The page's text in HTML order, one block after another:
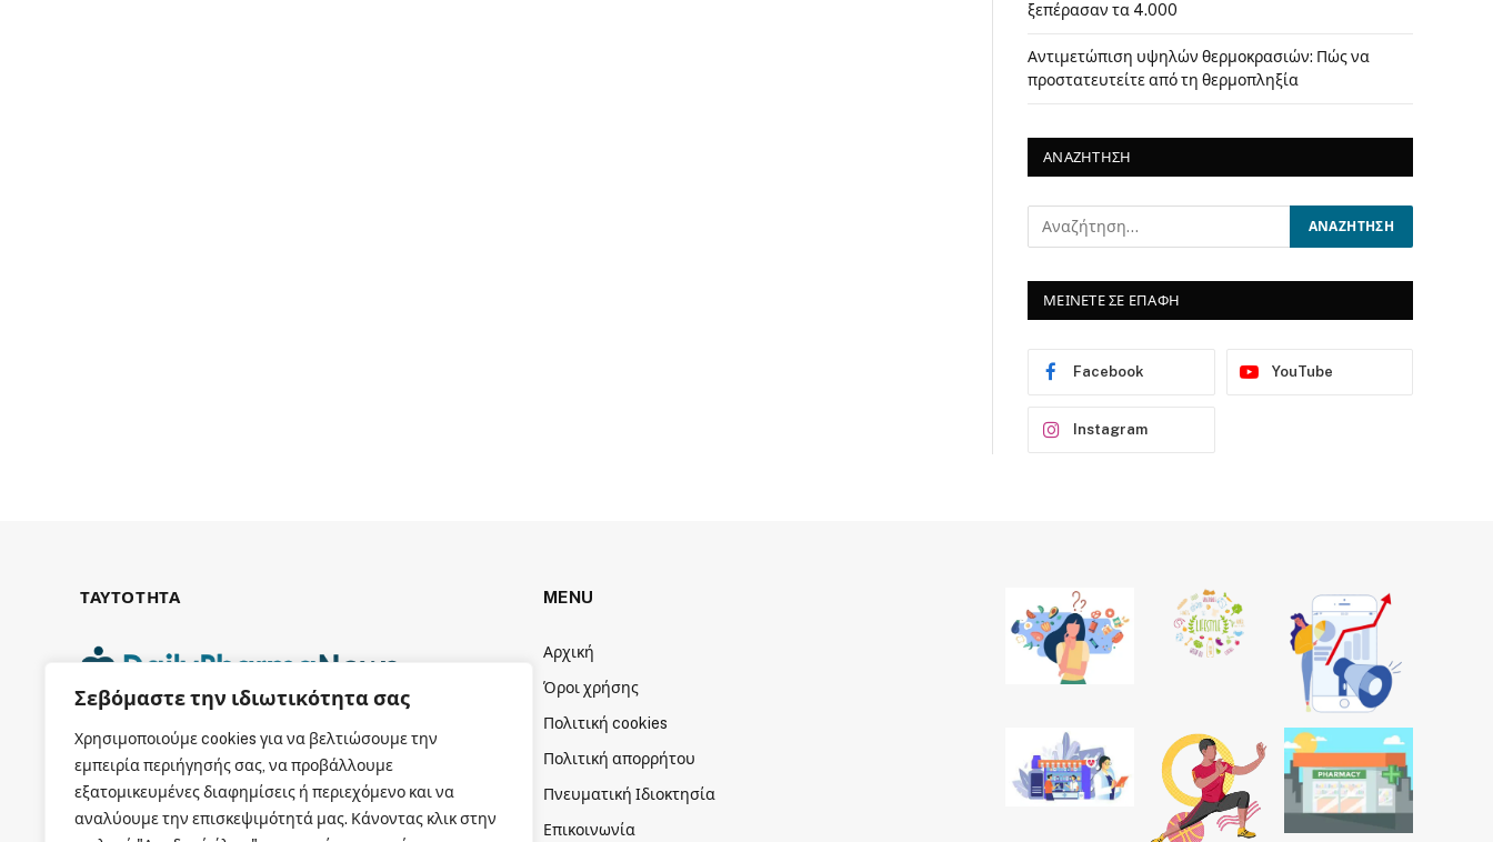
Σεβόμαστε την ιδιωτικότητα σας
Χρησιμοποιούμε cookies για να βελτιώσουμε την
εμπειρία περιήγησής σας, να προβάλλουμε
εξατομικευμένες διαφημίσεις ή περιεχόμενο και να
αναλύουμε την επισκεψιμότητά μας. Κάνοντας κλικ στην
ξεπέρασαν τα 4.000
Αντιμετώπιση υψηλών θερμοκρασιών: Πώς να
προστατευτείτε από τη θερμοπληξία
ΑΝΑΖΗΤΗΣΗ
ΜΕΙΝΕΤΕ ΣΕ ΕΠΑΦΗ
Facebook YouTube
Instagram
ΤΑΥΤΟΤΗΤΑ
ΕΤΑΙΡΙΚΗ ΤΑΥΤΟΤΗΤΑ
MENU
Αρχική
Όροι χρήσης
Πολιτική cookies
Πολιτική απορρήτου
Πνευματική Ιδιοκτησία
Επικοινωνία